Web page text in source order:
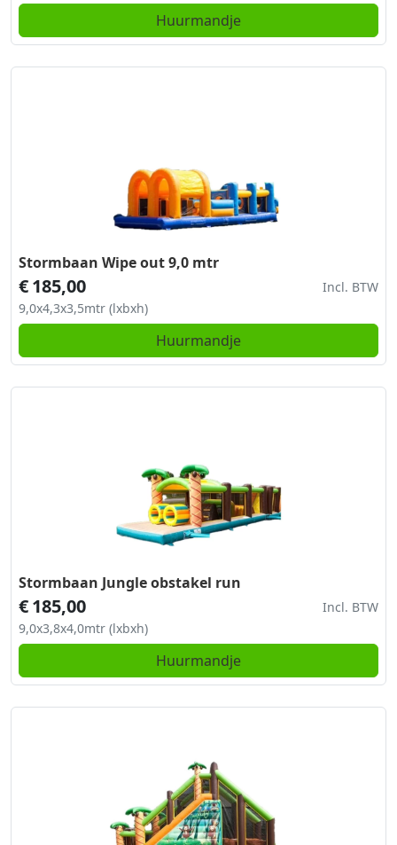
Huurmandje
Stormbaan Wipe out 9,0 mtr
€185,00
Incl. BTW
9,0x4,3x3,5mtr (lxbxh)
Huurmandje
Stormbaan Jungle obstakel run
€185,00
Incl. BTW
9,0x3,8x4,0mtr (lxbxh)
Huurmandje